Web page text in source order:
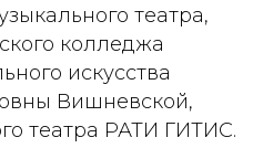
театра,
колледжа
искусства
Вишневской,
театра РАТИ ГИТИС.